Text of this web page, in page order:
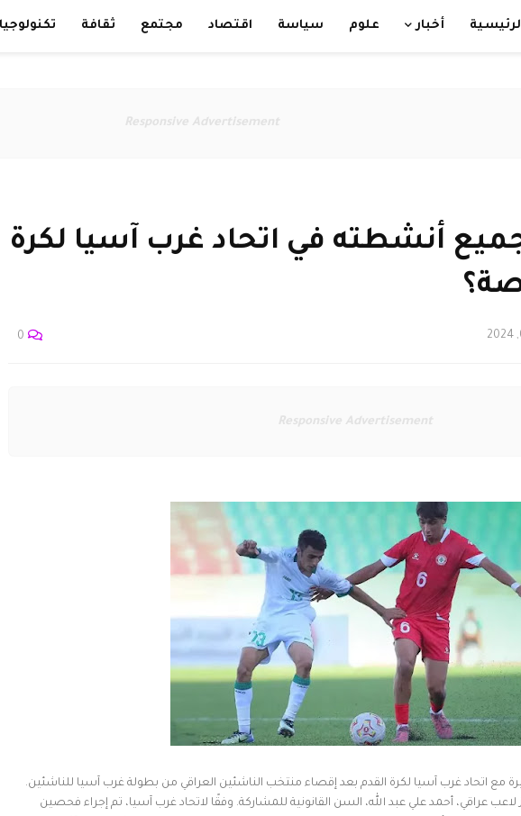
أخبار علوم سياسة اقتصاد مجتمع ثقافة
Responsive Advertisement
أنشطته في اتحاد غرب آسيا لكرة
0
Responsive Advertisement
مع اتحاد غرب آسيا لكرة القدم بعد إقصاء منتخب الناشئين العراقي من بطولة غرب آسيا للناشئين.
عراقي، أحمد علي عبد الله، السن القانونية للمشاركة. وفقًا لاتحاد غرب آسيا، تم إجراء فحصين